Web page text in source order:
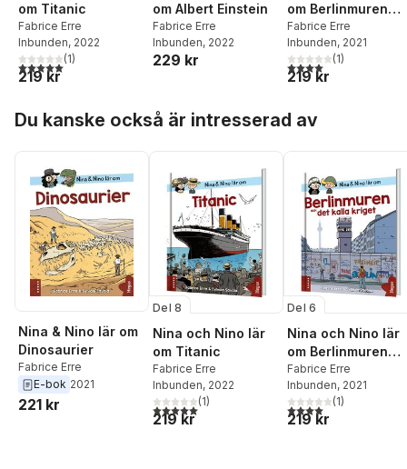
om Titanic
Fabrice Erre
Inbunden, 2022
5,0utav 5 stjärnor. Totalt antal röster:
(1)
219 kr
om Albert Einstein
Fabrice Erre
Inbunden, 2022
229 kr
om Berlinmuren
och det kalla
Fabrice Erre
Inbunden, 2021
4,0utav 5 stjärnor.
(1)
219 kr
Du kanske också är intresserad av
Nina & Nino lär om
Dinosaurier
Fabrice Erre
E-bok 2021
221 kr
Del 8
Nina och Nino lär
om Titanic
Fabrice Erre
Inbunden, 2022
5,0utav 5 stjärnor. Totalt antal röster:
(1)
219 kr
Del 6
Nina och Nino lär
om Berlinmuren
och det kalla
Fabrice Erre
Inbunden, 2021
4,0utav 5 stjärnor.
(1)
219 kr